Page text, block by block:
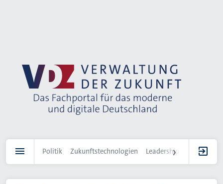
Politik Zukunftstechnologien Leadership IT-